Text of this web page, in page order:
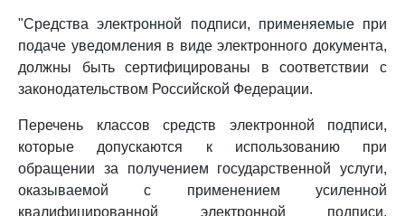
"Средства электронной подписи, применяемые при
подаче уведомления в виде электронного документа,
должны быть сертифицированы в соответствии с
законодательством Российской Федерации.
Перечень классов средств электронной подписи,
которые допускаются к использованию при
обращении за получением государственной услуги,
оказываемой с применением усиленной
квалифицированной электронной подписи,